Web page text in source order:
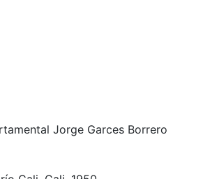
Jorge Garces Borrero